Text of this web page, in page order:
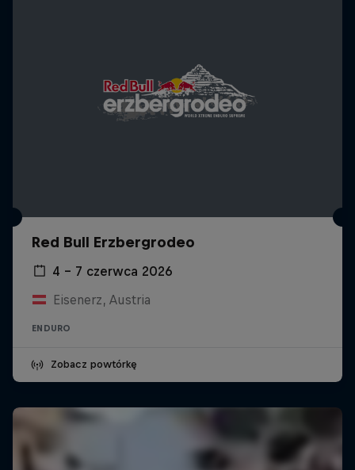
Red Bull Erzbergrodeo
4 – 7 czerwca 2026
Eisenerz, Austria
ENDURO
Zobacz powtórkę